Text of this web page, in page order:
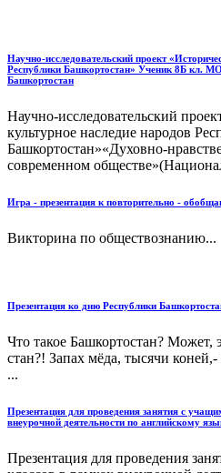
Научно-исследовательский проект
Республики Башкортостан» Ученик 8Б кл.
Башкортостан
Научно-исследовательский
культурное наследие народов
Башкортостан»«Духовно-
современном
Игра - презентация к повторительно -
Викторина по обществознанию...
Презентация ко дню Республики
Что такое Башкортостан? Может,
стан?! Запах мёда, тысячи
...
Презентация для проведения занятия с
внеурочной деятельности по английскому
Презентация для проведения